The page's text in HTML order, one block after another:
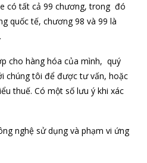
có tất cả 99 chương, trong đó
quốc tế, chương 98 và 99 là
cho hàng hóa của mình, quý
chúng tôi để được tư vấn, hoặc
thuế. Có một số lưu ý khi xác
nghệ sử dụng và phạm vi ứng